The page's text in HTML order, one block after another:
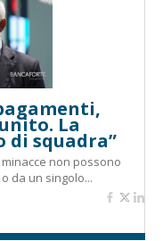
La
di squadra”
non possono
da un singolo...